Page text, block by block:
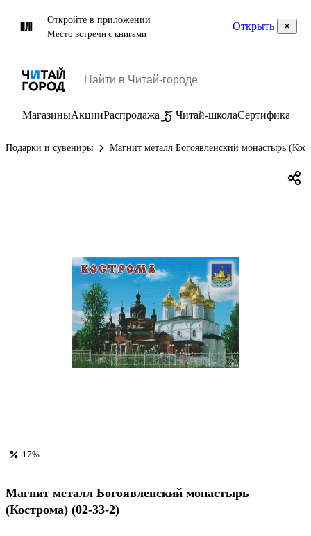
Откройте в приложении
Место встречи с книгами
Открыть
МагазиныАкцииРаспродажа Читай-школаСертификаты
Подарки и сувениры Магнит металл Богоявленский монастырь
-17%
Магнит металл Богоявленский монастырь
(Кострома) (02-33-2)